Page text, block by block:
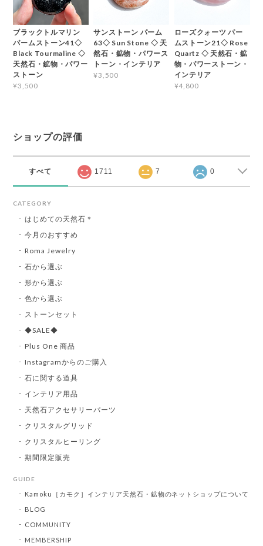
ブラックトルマリン
パームストーン41◇
Black Tourmaline ◇
天然石・鉱物・パワー
ストーン
¥3,500
サンストーン パーム
63◇ Sun Stone ◇ 天
然石・鉱物・パワース
トーン・インテリア
¥3,500
ローズクォーツ パー
ムストーン21◇ Rose
Quartz ◇ 天然石・鉱
物・パワーストーン・
インテリア
¥4,800
ショップの評価
すべて 1711 7 0
CATEGORY
はじめての天然石＊
今月のおすすめ
Roma Jewelry
石から選ぶ
形から選ぶ
色から選ぶ
ストーンセット
◆SALE◆
Plus One 商品
Instagramからのご購入
石に関する道具
インテリア用品
天然石アクセサリーパーツ
クリスタルグリッド
クリスタルヒーリング
期間限定販売
GUIDE
Kamoku［カモク］インテリア天然石・鉱物のネットショップについて
BLOG
COMMUNITY
MEMBERSHIP